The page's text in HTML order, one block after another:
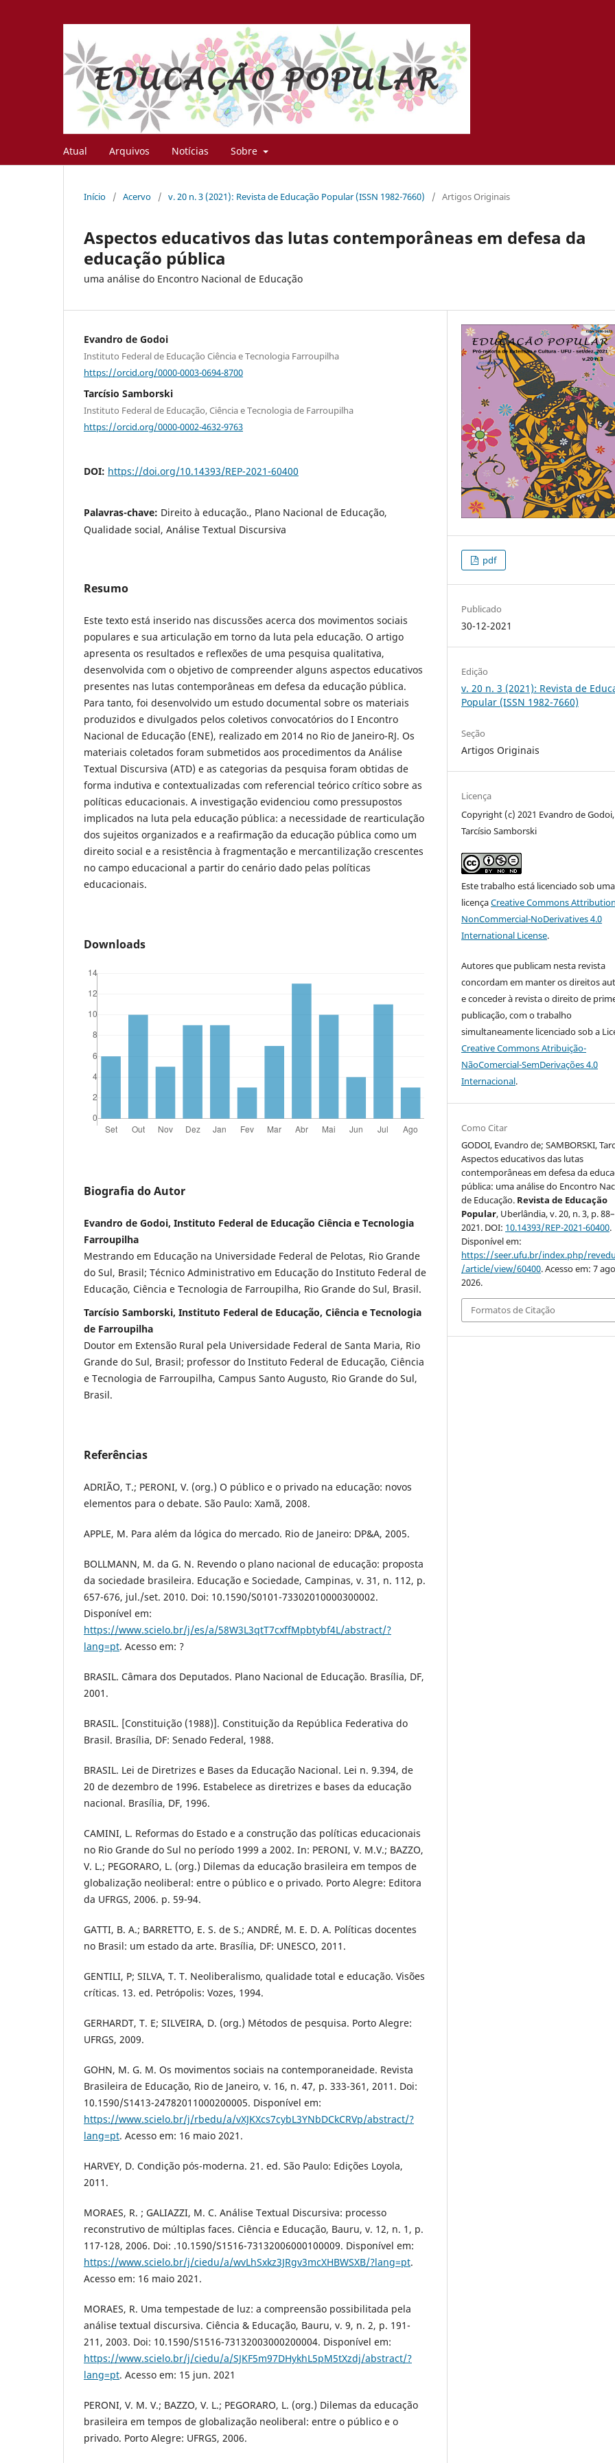
Atual Arquivos Notícias Sobre
Início / Acervo / v. 20 n. 3 (2021): Revista de Educação Popular (ISSN 1982-7660) / Artigos Originais
Aspectos educativos das lutas contemporâneas em defesa da
educação pública
uma análise do Encontro Nacional de Educação
Evandro de Godoi
Instituto Federal de Educação Ciência e Tecnologia Farroupilha
https://orcid.org/0000-0003-0694-8700
Tarcísio Samborski
Instituto Federal de Educação, Ciência e Tecnologia de Farroupilha
https://orcid.org/0000-0002-4632-9763
DOI: https://doi.org/10.14393/REP-2021-60400
Palavras-chave: Direito à educação., Plano Nacional de Educação,
Qualidade social, Análise Textual Discursiva
Resumo
Este texto está inserido nas discussões acerca dos movimentos sociais
populares e sua articulação em torno da luta pela educação. O artigo
apresenta os resultados e reflexões de uma pesquisa qualitativa,
desenvolvida com o objetivo de compreender alguns aspectos educativos
presentes nas lutas contemporâneas em defesa da educação pública.
Para tanto, foi desenvolvido um estudo documental sobre os materiais
produzidos e divulgados pelos coletivos convocatórios do I Encontro
Nacional de Educação (ENE), realizado em 2014 no Rio de Janeiro-RJ. Os
materiais coletados foram submetidos aos procedimentos da Análise
Textual Discursiva (ATD) e as categorias da pesquisa foram obtidas de
forma indutiva e contextualizadas com referencial teórico crítico sobre as
políticas educacionais. A investigação evidenciou como pressupostos
implicados na luta pela educação pública: a necessidade de rearticulação
dos sujeitos organizados e a reafirmação da educação pública como um
direito social e a resistência à fragmentação e mercantilização crescentes
no campo educacional a partir do cenário dado pelas políticas
educacionais.
Downloads
Biografia do Autor
Evandro de Godoi, Instituto Federal de Educação Ciência e Tecnologia
Farroupilha
Mestrando em Educação na Universidade Federal de Pelotas, Rio Grande
do Sul, Brasil; Técnico Administrativo em Educação do Instituto Federal de
Educação, Ciência e Tecnologia de Farroupilha, Rio Grande do Sul, Brasil.
Tarcísio Samborski, Instituto Federal de Educação, Ciência e Tecnologia
de Farroupilha
Doutor em Extensão Rural pela Universidade Federal de Santa Maria, Rio
Grande do Sul, Brasil; professor do Instituto Federal de Educação, Ciência
e Tecnologia de Farroupilha, Campus Santo Augusto, Rio Grande do Sul,
Brasil.
Referências
ADRIÃO, T.; PERONI, V. (org.) O público e o privado na educação: novos
elementos para o debate. São Paulo: Xamã, 2008.
APPLE, M. Para além da lógica do mercado. Rio de Janeiro: DP&A, 2005.
BOLLMANN, M. da G. N. Revendo o plano nacional de educação: proposta
da sociedade brasileira. Educação e Sociedade, Campinas, v. 31, n. 112, p.
657-676, jul./set. 2010. Doi: 10.1590/S0101-73302010000300002.
Disponível em:
https://www.scielo.br/j/es/a/58W3L3qtT7cxffMpbtybf4L/abstract/?
lang=pt. Acesso em: ?
BRASIL. Câmara dos Deputados. Plano Nacional de Educação. Brasília, DF,
2001.
BRASIL. [Constituição (1988)]. Constituição da República Federativa do
Brasil. Brasília, DF: Senado Federal, 1988.
BRASIL. Lei de Diretrizes e Bases da Educação Nacional. Lei n. 9.394, de
20 de dezembro de 1996. Estabelece as diretrizes e bases da educação
nacional. Brasília, DF, 1996.
CAMINI, L. Reformas do Estado e a construção das políticas educacionais
no Rio Grande do Sul no período 1999 a 2002. In: PERONI, V. M.V.; BAZZO,
V. L.; PEGORARO, L. (org.) Dilemas da educação brasileira em tempos de
globalização neoliberal: entre o público e o privado. Porto Alegre: Editora
da UFRGS, 2006. p. 59-94.
GATTI, B. A.; BARRETTO, E. S. de S.; ANDRÉ, M. E. D. A. Políticas docentes
no Brasil: um estado da arte. Brasília, DF: UNESCO, 2011.
GENTILI, P; SILVA, T. T. Neoliberalismo, qualidade total e educação. Visões
críticas. 13. ed. Petrópolis: Vozes, 1994.
GERHARDT, T. E; SILVEIRA, D. (org.) Métodos de pesquisa. Porto Alegre:
UFRGS, 2009.
GOHN, M. G. M. Os movimentos sociais na contemporaneidade. Revista
Brasileira de Educação, Rio de Janeiro, v. 16, n. 47, p. 333-361, 2011. Doi:
10.1590/S1413-24782011000200005. Disponível em:
https://www.scielo.br/j/rbedu/a/vXJKXcs7cybL3YNbDCkCRVp/abstract/?
lang=pt. Acesso em: 16 maio 2021.
HARVEY, D. Condição pós-moderna. 21. ed. São Paulo: Edições Loyola,
2011.
MORAES, R. ; GALIAZZI, M. C. Análise Textual Discursiva: processo
reconstrutivo de múltiplas faces. Ciência e Educação, Bauru, v. 12, n. 1, p.
117-128, 2006. Doi: .10.1590/S1516-73132006000100009. Disponível em:
https://www.scielo.br/j/ciedu/a/wvLhSxkz3JRgv3mcXHBWSXB/?lang=pt.
Acesso em: 16 maio 2021.
MORAES, R. Uma tempestade de luz: a compreensão possibilitada pela
análise textual discursiva. Ciência & Educação, Bauru, v. 9, n. 2, p. 191-
211, 2003. Doi: 10.1590/S1516-73132003000200004. Disponível em:
https://www.scielo.br/j/ciedu/a/SJKF5m97DHykhL5pM5tXzdj/abstract/?
lang=pt. Acesso em: 15 jun. 2021
PERONI, V. M. V.; BAZZO, V. L.; PEGORARO, L. (org.) Dilemas da educação
brasileira em tempos de globalização neoliberal: entre o público e o
privado. Porto Alegre: UFRGS, 2006.
pdf
Publicado
30-12-2021
Edição
v. 20 n. 3 (2021): Revista de
Popular (ISSN 1982-7660)
Seção
Artigos Originais
Licença
Copyright (c) 2021 Evandro de Godoi,
Tarcísio Samborski
Este trabalho está licenciado sob uma
licençaCreative Commons
NonCommercial-NoDerivatives 4.0
International License.
Autores que publicam nesta revista
concordam em manter os direitos
e conceder à revista o direito de
publicação, com o trabalho
simultaneamente licenciado sob a
Creative Commons Atribuição-
NãoComercial-SemDerivações 4.0
Internacional.
Como Citar
GODOI, Evandro de; SAMBORSKI,
Aspectos educativos das lutas
contemporâneas em defesa da
pública: uma análise do Encontro
de Educação. Revista de Educação
Popular, Uberlândia, v. 20, n. 3, p.
2021. DOI: 10.14393/REP-2021-60400.
Disponível em:
https://seer.ufu.br/index.php/
/article/view/60400. Acesso em: 7
2026.
Formatos de Citação